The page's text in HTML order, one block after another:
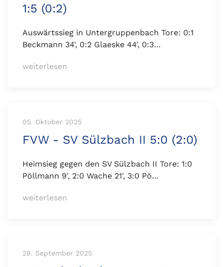
1:5 (0:2)
Auswärtssieg in Untergruppenbach Tore: 0:1
Beckmann 34', 0:2 Glaeske 44', 0:3…
weiterlesen
05. Oktober 2025
FVW - SV Sülzbach II 5:0 (2:0)
Heimsieg gegen den SV Sülzbach II Tore: 1:0
Pöllmann 9', 2:0 Wache 21', 3:0 Pö…
weiterlesen
28. September 2025